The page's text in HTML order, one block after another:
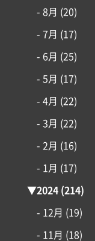
- 8月 (20)
- 7月 (17)
- 6月 (25)
- 5月 (17)
- 4月 (22)
- 3月 (22)
- 2月 (16)
- 1月 (17)
▼2024(214)
- 12月 (19)
- 11月 (18)